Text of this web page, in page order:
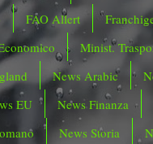
FAO Allert
Minist.
News Arabic
EU
News Finanza
News Storia